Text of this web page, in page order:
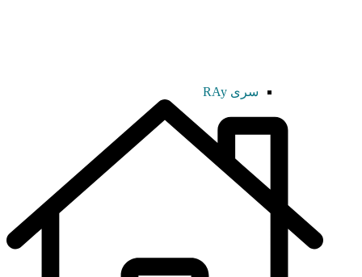
سری RAy